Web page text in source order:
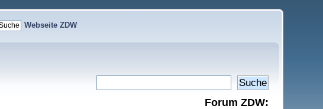
Webseite ZDW
Forum ZDW: